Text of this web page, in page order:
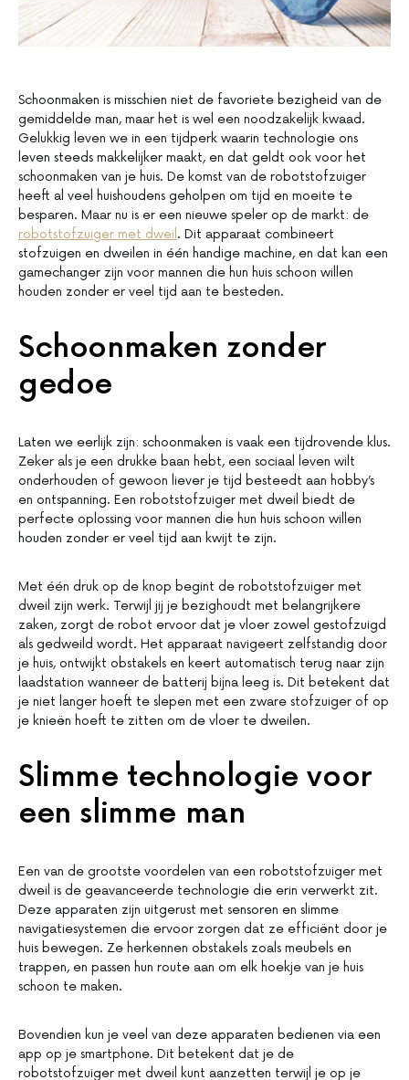
Schoonmaken is misschien niet de favoriete bezigheid van de
gemiddelde man, maar het is wel een noodzakelijk kwaad.
Gelukkig leven we in een tijdperk waarin technologie ons
leven steeds makkelijker maakt, en dat geldt ook voor het
schoonmaken van je huis. De komst van de robotstofzuiger
heeft al veel huishoudens geholpen om tijd en moeite te
besparen. Maar nu is er een nieuwe speler op de markt: de
robotstofzuiger met dweil . Dit apparaat combineert
stofzuigen en dweilen in één handige machine, en dat kan een
gamechanger zijn voor mannen die hun huis schoon willen
houden zonder er veel tijd aan te besteden.
Schoonmaken zonder
gedoe
Laten we eerlijk zijn: schoonmaken is vaak een tijdrovende klus.
Zeker als je een drukke baan hebt, een sociaal leven wilt
onderhouden of gewoon liever je tijd besteedt aan hobby’s
en ontspanning. Een robotstofzuiger met dweil biedt de
perfecte oplossing voor mannen die hun huis schoon willen
houden zonder er veel tijd aan kwijt te zijn.
Met één druk op de knop begint de robotstofzuiger met
dweil zijn werk. Terwijl jij je bezighoudt met belangrijkere
zaken, zorgt de robot ervoor dat je vloer zowel gestofzuigd
als gedweild wordt. Het apparaat navigeert zelfstandig door
je huis, ontwijkt obstakels en keert automatisch terug naar zijn
laadstation wanneer de batterij bijna leeg is. Dit betekent dat
je niet langer hoeft te slepen met een zware stofzuiger of op
je knieën hoeft te zitten om de vloer te dweilen.
Slimme technologie voor
een slimme man
Een van de grootste voordelen van een robotstofzuiger met
dweil is de geavanceerde technologie die erin verwerkt zit.
Deze apparaten zijn uitgerust met sensoren en slimme
navigatiesystemen die ervoor zorgen dat ze efficiënt door je
huis bewegen. Ze herkennen obstakels zoals meubels en
trappen, en passen hun route aan om elk hoekje van je huis
schoon te maken.
Bovendien kun je veel van deze apparaten bedienen via een
app op je smartphone. Dit betekent dat je de
robotstofzuiger met dweil kunt aanzetten terwijl je op je